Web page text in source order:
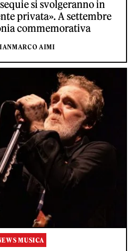
si svolgeranno in
privata». A settembre
commemorativa
AIMI
MUSICA